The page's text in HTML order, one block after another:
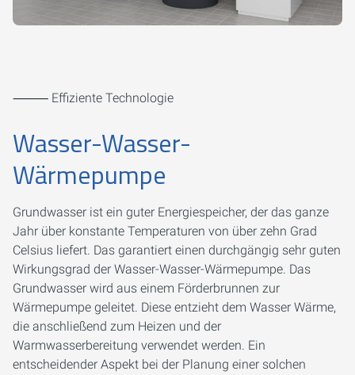
⸻ Effiziente Technologie
Wasser-Wasser-
Wärmepumpe
Grundwasser ist ein guter Energiespeicher, der das ganze
Jahr über konstante Temperaturen von über zehn Grad
Celsius liefert. Das garantiert einen durchgängig sehr guten
Wirkungsgrad der Wasser-Wasser-Wärmepumpe. Das
Grundwasser wird aus einem Förderbrunnen zur
Wärmepumpe geleitet. Diese entzieht dem Wasser Wärme,
die anschließend zum Heizen und der
Warmwasserbereitung verwendet werden. Ein
entscheidender Aspekt bei der Planung einer solchen